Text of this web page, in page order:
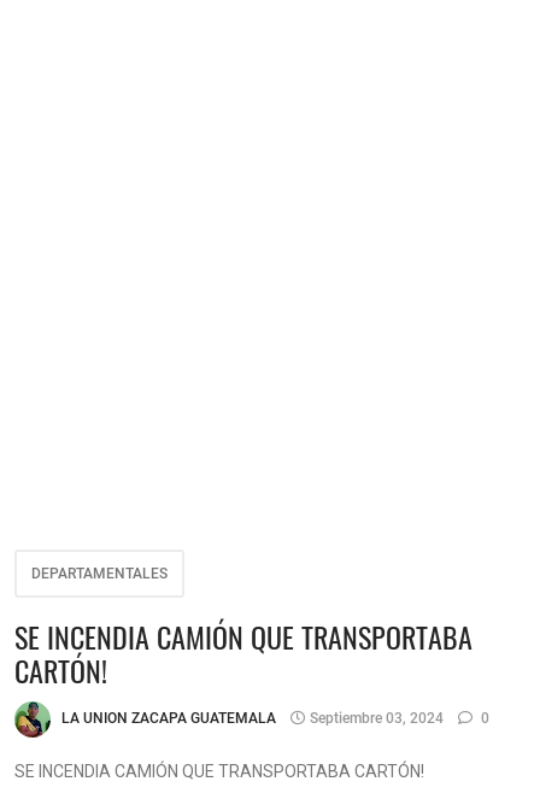
DEPARTAMENTALES
SE INCENDIA CAMIÓN QUE TRANSPORTABA
CARTÓN!
LA UNION ZACAPA GUATEMALA Septiembre 03, 2024 0
SE INCENDIA CAMIÓN QUE TRANSPORTABA CARTÓN!